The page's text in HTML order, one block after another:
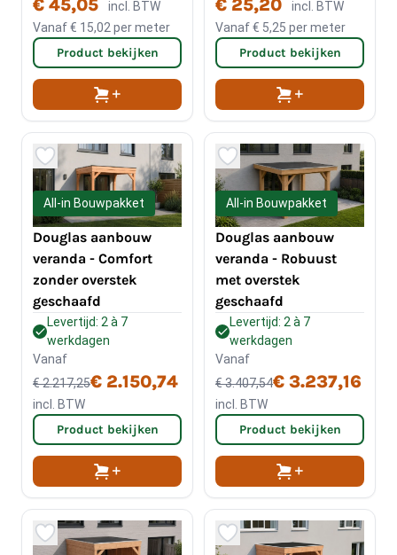
€ 45,05
incl. BTW
Vanaf€ 15,02 per meter
Product bekijken
€ 25,20
incl. BTW
Vanaf€ 5,25 per meter
Product bekijken
All-in Bouwpakket
Douglas aanbouw
veranda - Comfort
zonder overstek
geschaafd
Levertijd: 2 à 7
werkdagen
Vanaf
€ 2.217,25€ 2.150,74
incl. BTW
Product bekijken
All-in Bouwpakket
Douglas aanbouw
veranda - Robuust
met overstek
geschaafd
Levertijd: 2 à 7
werkdagen
Vanaf
€ 3.407,54€ 3.237,16
incl. BTW
Product bekijken